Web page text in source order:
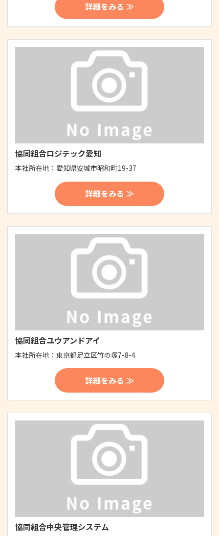
詳細をみる ≫
協同組合ロジテック愛知
本社所在地： 愛知県安城市昭和町19-37
詳細をみる ≫
協同組合ユウアンドアイ
本社所在地： 東京都足立区竹の塚7-8-4
詳細をみる ≫
協同組合中央管理システム